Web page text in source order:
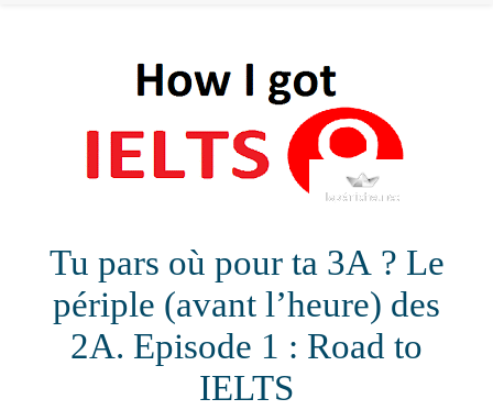
Tu pars où pour ta 3A ? Le
périple (avant l’heure) des
2A. Episode 1 : Road to
IELTS